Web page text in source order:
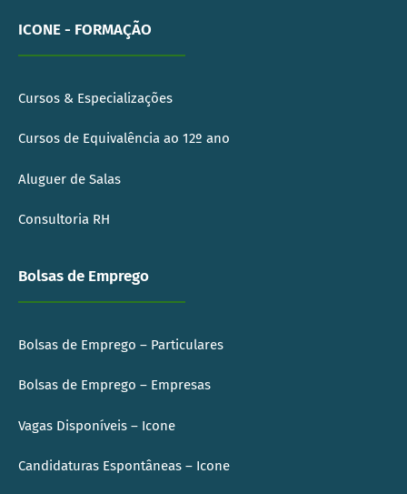
ICONE - FORMAÇÃO
Cursos & Especializações
Cursos de Equivalência ao 12º ano
Aluguer de Salas
Consultoria RH
Bolsas de Emprego
Bolsas de Emprego – Particulares
Bolsas de Emprego – Empresas
Vagas Disponíveis – Icone
Candidaturas Espontâneas – Icone